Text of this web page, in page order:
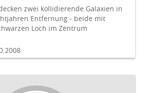
zwei kollidierende Galaxien in
Entfernung - beide mit
Loch im Zentrum